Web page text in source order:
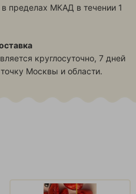
пределах МКАД в течении 1
круглосуточно, 7 дней
Москвы и области.